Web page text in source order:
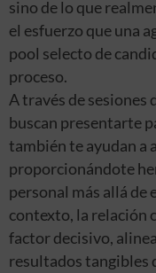
sino de lo que
el esfuerzo que una
pool selecto de
proceso.
A través de sesiones
buscan presentarte
también te ayudan a
proporcionándote
personal más allá de
contexto, la relación
factor decisivo,
resultados tangibles